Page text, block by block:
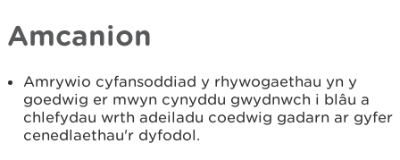
Amcanion
Amrywio cyfansoddiad y rhywogaethau yn y
goedwig er mwyn cynyddu gwydnwch i blâu a
chlefydau wrth adeiladu coedwig gadarn ar gyfer
cenedlaethau'r dyfodol.